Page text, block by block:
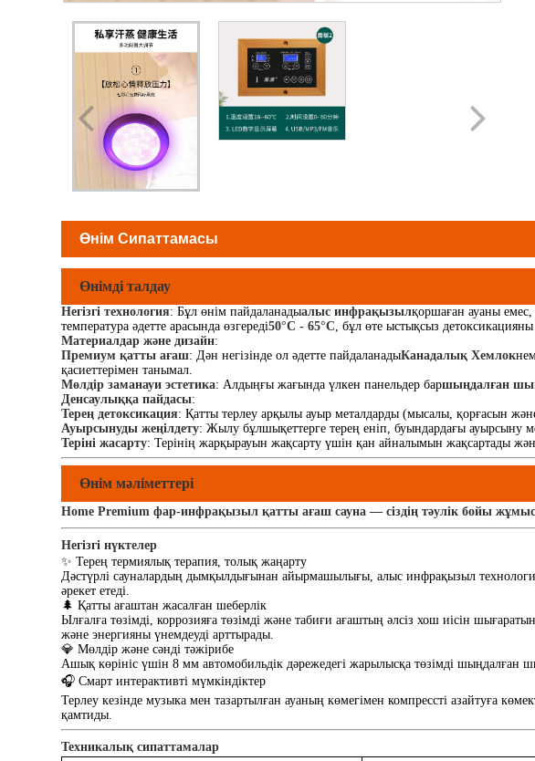
Өнім Сипаттамасы
Өнімді талдау
Негізгі технология: Бұл өнім пайдаланадыалыс инфрақызылқоршаған ауаны
температура әдетте арасында өзгереді50°C - 65°C, бұл өте ыстықсыз
Материалдар және дизайн:
Премиум қатты ағаш: Дән негізінде ол әдетте пайдаланадыКанадалық Хемлок
қасиеттерімен танымал.
Мөлдір заманауи эстетика: Алдыңғы жағында үлкен панельдер баршыңдалған
Денсаулыққа пайдасы:
Терең детоксикация: Қатты терлеу арқылы ауыр металдарды (мысалы, қорғасын
Ауырсынуды жеңілдету: Жылу бұлшықеттерге терең еніп, буындардағы ауырсыну
Теріні жасарту: Терінің жарқырауын жақсарту үшін қан айналымын жақсартады және
Өнім мәліметтері
Home Premium фар-инфрақызыл қатты ағаш сауна — сіздің тәулік бойы жұмыс
Негізгі нүктелер
✨ Терең термиялық терапия, толық жаңарту
Дәстүрлі сауналардың дымқылдығынан айырмашылығы, алыс инфрақызыл
әрекет етеді.
🌲 Қатты ағаштан жасалған шеберлік
Ылғалға төзімді, коррозияға төзімді және табиғи ағаштың әлсіз хош иісін
және энергияны үнемдеуді арттырады.
💎 Мөлдір және сәнді тәжірибе
Ашық көрініс үшін 8 мм автомобильдік дәрежедегі жарылысқа төзімді
🎧 Смарт интерактивті мүмкіндіктер
Терлеу кезінде музыка мен тазартылған ауаның көмегімен компрессті азайтуға
қамтиды.
Техникалық сипаттамалар